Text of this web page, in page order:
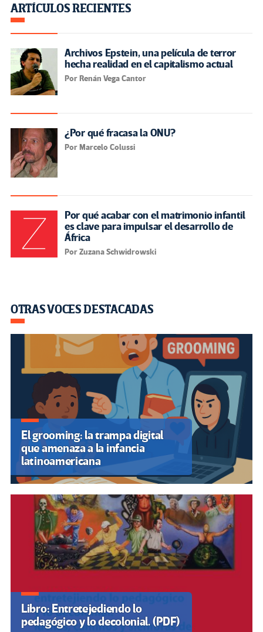
ARTÍCULOS RECIENTES
Archivos Epstein, una película de terror
hecha realidad en el capitalismo actual
Por Renán Vega Cantor
¿Por qué fracasa la ONU?
Por Marcelo Colussi
Por qué acabar con el matrimonio infantil
es clave para impulsar el desarrollo de
África
Por Zuzana Schwidrowski
OTRAS VOCES DESTACADAS
El grooming: la trampa digital
que amenaza a la infancia
latinoamericana
Libro: Entretejediendo lo
pedagógico y lo decolonial. (PDF)